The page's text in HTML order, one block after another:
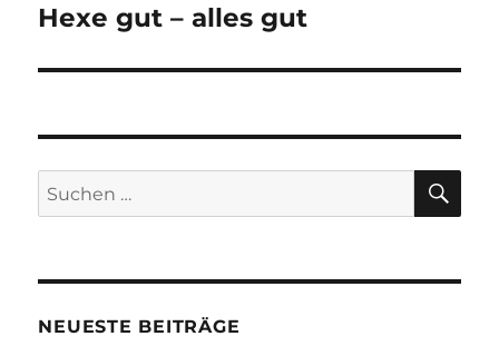
Nächster
Hexe gut – alles gut
Suchen
nach:
NEUESTE BEITRÄGE